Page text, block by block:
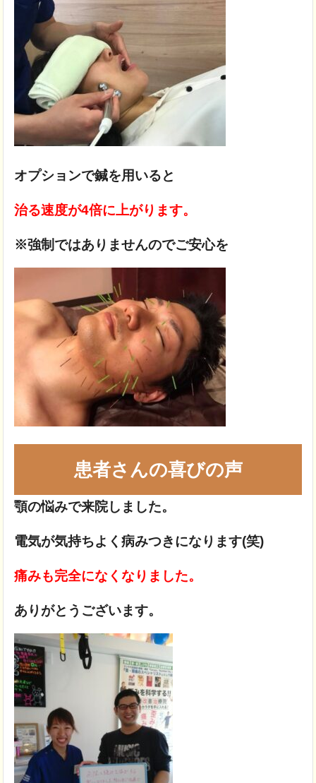
オプションで鍼を用いると
治る速度が4倍に上がります。
※強制ではありませんのでご安心を
患者さんの喜びの声
顎の悩みで来院しました。
電気が気持ちよく病みつきになります(笑)
痛みも完全になくなりました。
ありがとうございます。